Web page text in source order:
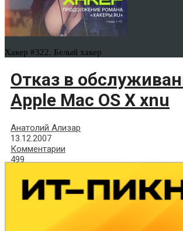
Хакер #322. Белый хакер
Отказ в
Apple Mac OS X xnu
Анатолий Ализар
13.12.2007
Комментарии
499